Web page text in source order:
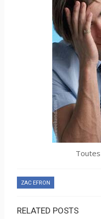
ZAC EFRON
RELATED POSTS